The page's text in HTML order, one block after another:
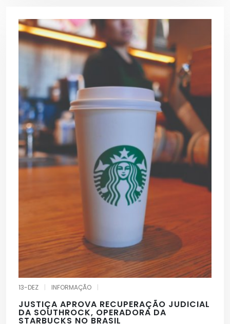
13-DEZ INFORMAÇÃO
JUSTIÇA APROVA RECUPERAÇÃO JUDICIAL
DA SOUTHROCK, OPERADORA DA
STARBUCKS NO BRASIL